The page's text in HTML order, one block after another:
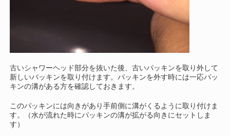
古いシャワーヘッド部分を抜いた後、古いパッキンを取り外して
新しいパッキンを取り付けます。パッキンを外す時には一応パッ
キンの溝がある方を確認しておきます。
このパッキンには向きがあり手前側に溝がくるように取り付けま
す。（水が流れた時にパッキンの溝が拡がる向きにセットしま
す）